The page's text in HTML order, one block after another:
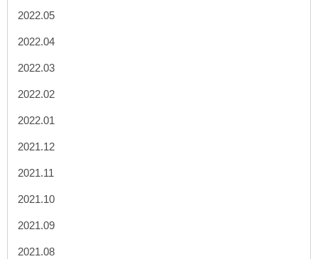
2022.05
2022.04
2022.03
2022.02
2022.01
2021.12
2021.11
2021.10
2021.09
2021.08